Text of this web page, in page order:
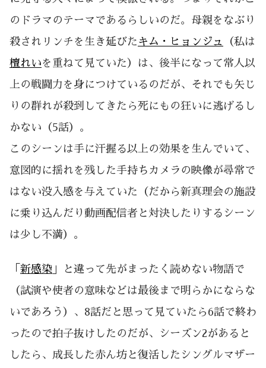
のドラマのテーマであるらしいのだ。母親をなぶり
殺されリンチを生き延びた キム・ヒョンジュ
（私は
檀れいを重ねて見ていた）は、後半になって常人以
上の戦闘力を身につけているのだが、それでも矢じ
りの群れが殺到してきたら死にもの狂いに逃げるし
かない（5話）。
このシーンは手に汗握る以上の効果を生んでいて、
意図的に揺れを残した手持ちカメラの映像が尋常で
はない没入感を与えていた（だから新真理会の施設
に乗り込んだり動画配信者と対決したりするシーン
は少し不満）。
「 新感染 」と違って先がまったく読めない物語で
（試演や使者の意味などは最後まで明らかにならな
いであろう）、8話だと思って見ていたら6話で終わ
ったので拍子抜けしたのだが、シーズン2があると
したら、成長した赤ん坊と復活したシングルマザー